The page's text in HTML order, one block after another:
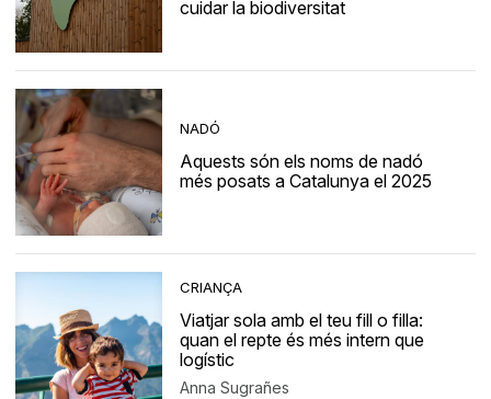
cuidar la biodiversitat
NADÓ
Aquests són els noms de nadó
més posats a Catalunya el 2025
CRIANÇA
Viatjar sola amb el teu fill o filla:
quan el repte és més intern que
logístic
Anna Sugrañes